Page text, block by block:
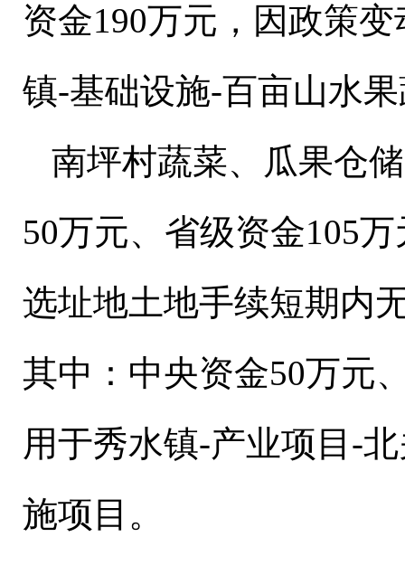
资金190万元，因政策
镇-基础设施-百亩山水
南坪村蔬菜、瓜果仓
50万元、省级资金105
选址地土地手续短期内
其中：中央资金50万元
用于秀水镇-产业项目-
施项目。